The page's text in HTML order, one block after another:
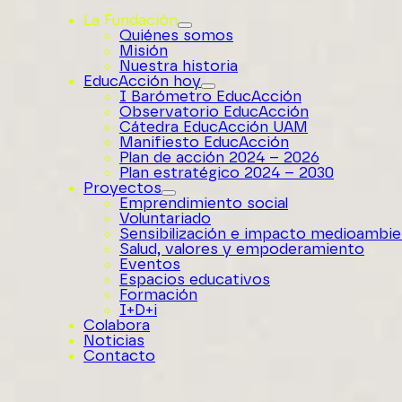
La Fundación
Quiénes somos
Misión
Nuestra historia
EducAcción hoy
I Barómetro EducAcción
Observatorio EducAcción
Cátedra EducAcción UAM
Manifiesto EducAcción
Plan de acción 2024 – 2026
Plan estratégico 2024 – 2030
Proyectos
Emprendimiento social
Voluntariado
Sensibilización e impacto
Salud, valores y empoderamiento
Eventos
Espacios educativos
Formación
I+D+i
Colabora
Noticias
Contacto